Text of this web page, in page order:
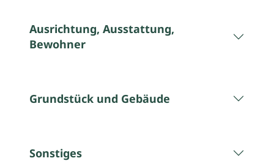
Ausrichtung, Ausstattung,
Bewohner
Grundstück und Gebäude
Sonstiges